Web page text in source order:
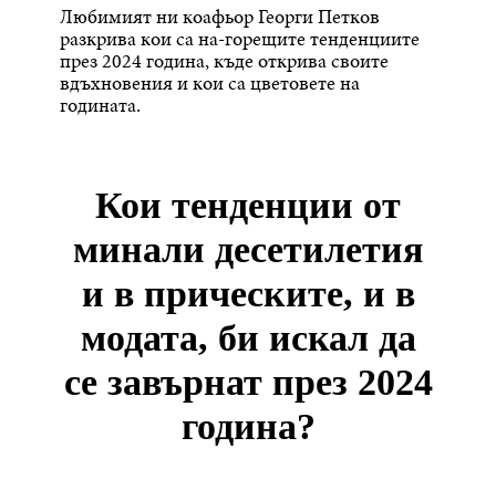
Любимият ни коафьор Георги Петков
разкрива кои са на-горещите тенденциите
през 2024 година, къде открива своите
вдъхновения и кои са цветовете на
годината.
Кои тенденции от
минали десетилетия
и в прическите, и в
модата, би искал да
се завърнат през 2024
година?